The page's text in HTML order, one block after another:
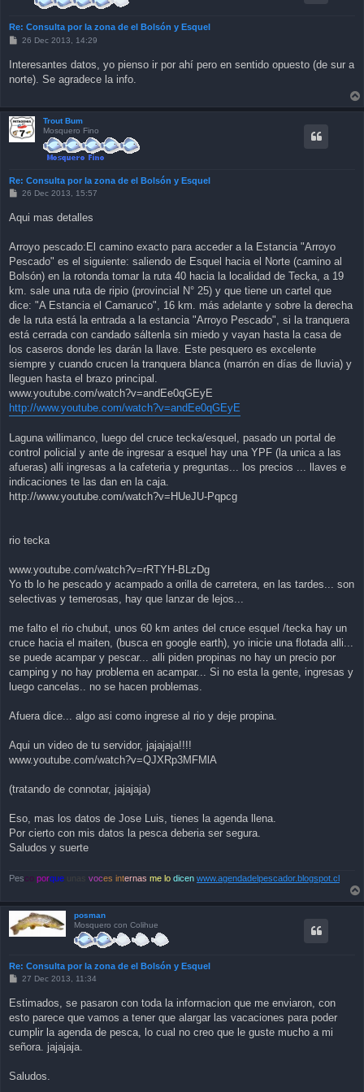
Re: Consulta por la zona de el Bolsón y Esquel
P
t
26 Dec 2013, 14:29
Interesantes datos, yo pienso ir por ahí pero en sentido opuesto (de sur a
norte). Se agradece la info.
Trout Bum
Mosquero Fino
Re: Consulta por la zona de el Bolsón y Esquel
P
t
26 Dec 2013, 15:57
Aqui mas detalles
Arroyo pescado:El camino exacto para acceder a la Estancia "Arroyo
Pescado" es el siguiente: saliendo de Esquel hacia el Norte (camino al
Bolsón) en la rotonda tomar la ruta 40 hacia la localidad de Tecka, a 19
km. sale una ruta de ripio (provincial N° 25) y que tiene un cartel que
dice: "A Estancia el Camaruco", 16 km. más adelante y sobre la derecha
de la ruta está la entrada a la estancia "Arroyo Pescado", si la tranquera
está cerrada con candado sáltenla sin miedo y vayan hasta la casa de
los caseros donde les darán la llave. Este pesquero es excelente
siempre y cuando crucen la tranquera blanca (marrón en días de lluvia) y
lleguen hasta el brazo principal.
www.youtube.com/watch?v=andEe0qGEyE
http://www.youtube.com/watch?v=andEe0qGEyE
Laguna willimanco, luego del cruce tecka/esquel, pasado un portal de
control policial y ante de ingresar a esquel hay una YPF (la unica a las
afueras) alli ingresas a la cafeteria y preguntas... los precios ... llaves e
indicaciones te las dan en la caja.
http://www.youtube.com/watch?v=HUeJU-Pqpcg
rio tecka
www.youtube.com/watch?v=rRTYH-BLzDg
Yo tb lo he pescado y acampado a orilla de carretera, en las tardes... son
selectivas y temerosas, hay que lanzar de lejos...
me falto el rio chubut, unos 60 km antes del cruce esquel /tecka hay un
cruce hacia el maiten, (busca en google earth), yo inicie una flotada alli...
se puede acampar y pescar... alli piden propinas no hay un precio por
camping y no hay problema en acampar... Si no esta la gente, ingresas y
luego cancelas.. no se hacen problemas.
Afuera dice... algo asi como ingrese al rio y deje propina.
Aqui un video de tu servidor, jajajaja!!!!
www.youtube.com/watch?v=QJXRp3MFMlA
(tratando de connotar, jajajaja)
Eso, mas los datos de Jose Luis, tienes la agenda llena.
Por cierto con mis datos la pesca deberia ser segura.
Saludos y suerte
Pesco porque unas voces internas me lo dicen www.agendadelpescador.blogspot.cl
posman
Mosquero con Colihue
Re: Consulta por la zona de el Bolsón y Esquel
P
t
27 Dec 2013, 11:34
Estimados, se pasaron con toda la informacion que me enviaron, con
esto parece que vamos a tener que alargar las vacaciones para poder
cumplir la agenda de pesca, lo cual no creo que le guste mucho a mi
señora. jajajaja.
Saludos.